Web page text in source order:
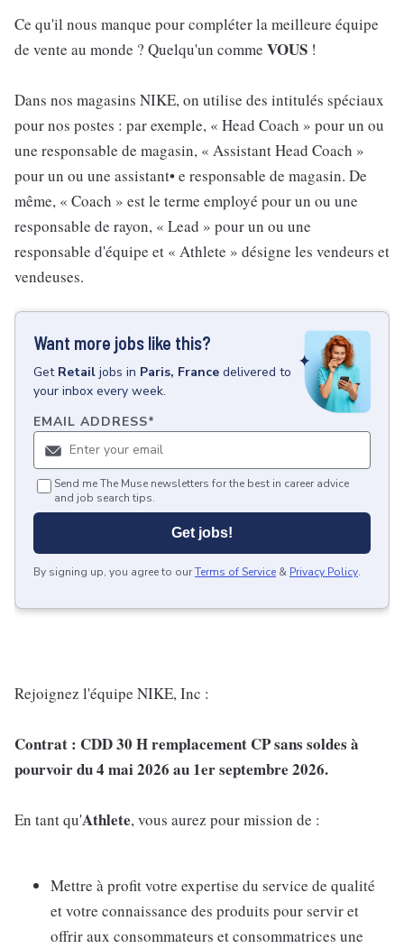
Ce qu'il nous manque pour compléter la meilleure équipe
de vente au monde ? Quelqu'un comme VOUS !
Dans nos magasins NIKE, on utilise des intitulés spéciaux
pour nos postes : par exemple, « Head Coach » pour un ou
une responsable de magasin, « Assistant Head Coach »
pour un ou une assistant• e responsable de magasin. De
même, « Coach » est le terme employé pour un ou une
responsable de rayon, « Lead » pour un ou une
responsable d'équipe et « Athlete » désigne les vendeurs et
vendeuses.
Want more jobs like this?
Get Retail jobs in Paris, France delivered to
your inbox every week.
EMAIL ADDRESS*
Send me The Muse newsletters for the best in career advice
and job search tips.
Get jobs!
By signing up, you agree to ourTerms of Service & Privacy Policy.
Rejoignez l'équipe NIKE, Inc :
Contrat : CDD 30 H remplacement CP sans soldes à
pourvoir du 4 mai 2026 au 1er septembre 2026.
En tant qu'Athlete, vous aurez pour mission de :
Mettre à profit votre expertise du service de qualité
et votre connaissance des produits pour servir et
offrir aux consommateurs et consommatrices une